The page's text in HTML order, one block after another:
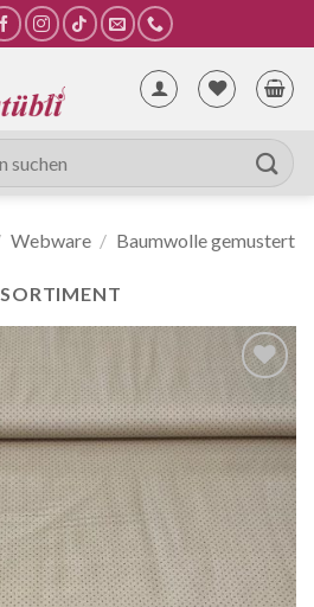
Webware / Baumwolle gemustert
SORTIMENT
Auf die
Wunschliste